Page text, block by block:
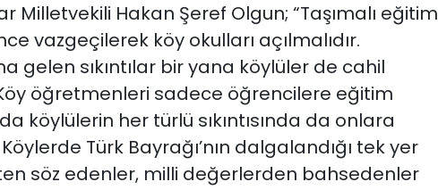
Milletvekili Hakan Şeref Olgun; “Taşımalı eğitim
vazgeçilerek köy okulları açılmalıdır.
gelen sıkıntılar bir yana köylüler de cahil
öğretmenleri sadece öğrencilere eğitim
köylülerin her türlü sıkıntısında da onlara
Türk Bayrağı’nın dalgalandığı tek yer
söz edenler, milli değerlerden bahsedenler